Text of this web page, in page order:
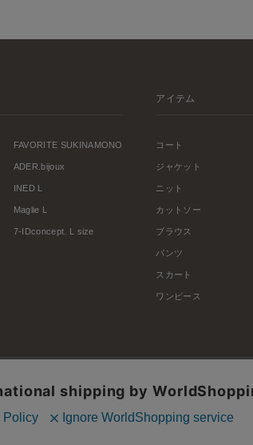
FAVORITE SUKINAMONO
ADER.bijoux
INED L
Maglie L
7-IDconcept. L size
アイテム
コート
ジャケット
ニット
カットソー
ブラウス
パンツ
スカート
ワンピース